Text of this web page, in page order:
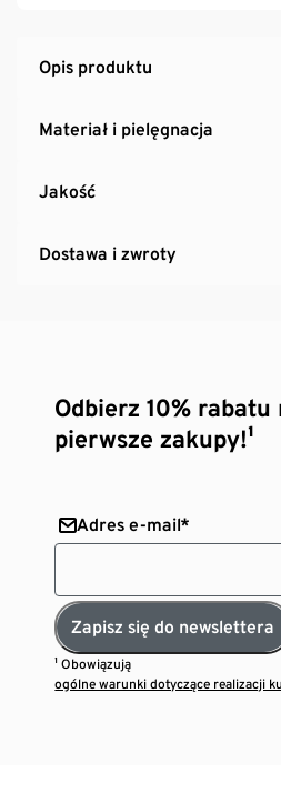
Opis produktu
Materiał i pielęgnacja
Jakość
Dostawa i zwroty
Odbierz 10% rabatu
pierwsze zakupy!¹
Adres e-mail*
Zapisz się do newslettera
¹ Obowiązują
ogólne warunki dotyczące realizacji